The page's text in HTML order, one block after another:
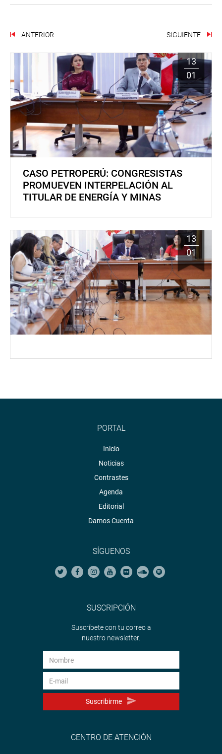
ANTERIOR SIGUIENTE
13
01
CASO PETROPERÚ: CONGRESISTAS
PROMUEVEN INTERPELACIÓN AL
TITULAR DE ENERGÍA Y MINAS
13
01
PORTAL
Inicio
Noticias
Contrastes
Agenda
Editorial
Damos Cuenta
SÍGUENOS
SUSCRIPCIÓN
Suscríbete con tu correo a
nuestro newsletter.
Suscribirme
CENTRO DE ATENCIÓN